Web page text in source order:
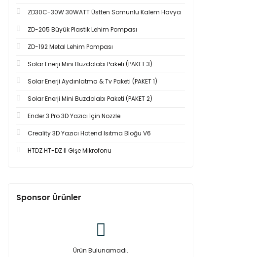
ZD30C-30W 30WATT Üstten Somunlu Kalem Havya
ZD-205 Büyük Plastik Lehim Pompası
ZD-192 Metal Lehim Pompası
Solar Enerji Mini Buzdolabı Paketi (PAKET 3)
Solar Enerji Aydınlatma & Tv Paketi (PAKET 1)
Solar Enerji Mini Buzdolabı Paketi (PAKET 2)
Ender 3 Pro 3D Yazıcı İçin Nozzle
Creality 3D Yazıcı Hotend Isıtma Bloğu V6
HTDZ HT-DZ II Gişe Mikrofonu
Sponsor Ürünler
Ürün Bulunamadı.